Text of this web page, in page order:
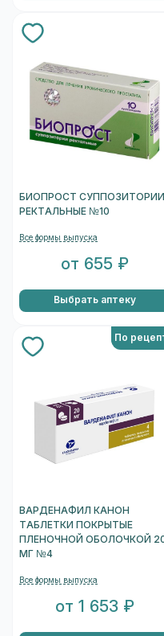
БИОПРОСТ СУППОЗИТОРИИ
РЕКТАЛЬНЫЕ №10
Все формы выпуска
от 655 ₽
Выбрать аптеку
По
ВАРДЕНАФИЛ КАНОН
ТАБЛЕТКИ ПОКРЫТЫЕ
ПЛЕНОЧНОЙ ОБОЛОЧКОЙ
МГ №4
Все формы выпуска
от 1 653 ₽